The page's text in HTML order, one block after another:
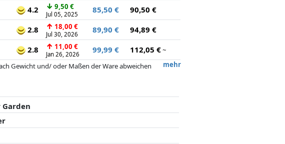
4.2 ↓ 9,50 €
Jul 05, 2025 85,50 €
90,50 €
2.8 ↑ 18,00 €
Jul 30, 2026 89,90 €
94,89 €
2.8 ↑ 11,00 €
Jan 26, 2026 99,99 € 112,05 €~
mehr
Gewicht und/ oder Maßen der Ware abweichen
erfolgt rein nach dem Preis, Vergütungen durch
die Ordnung beeinflussen.
Garden